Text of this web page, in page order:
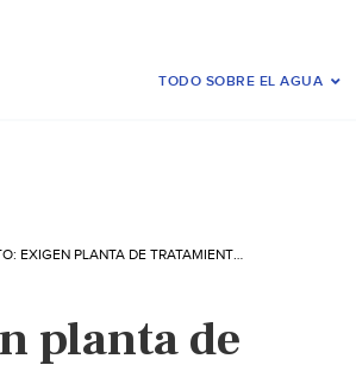
TODO SOBRE EL AGUA
GTO: EXIGEN PLANTA DE TRATAMIENTO EN RINCÓN DE TAMAYO TRAS CONTAMINACIÓN DE AGUA (PERIÓDICO CORREO)
planta de